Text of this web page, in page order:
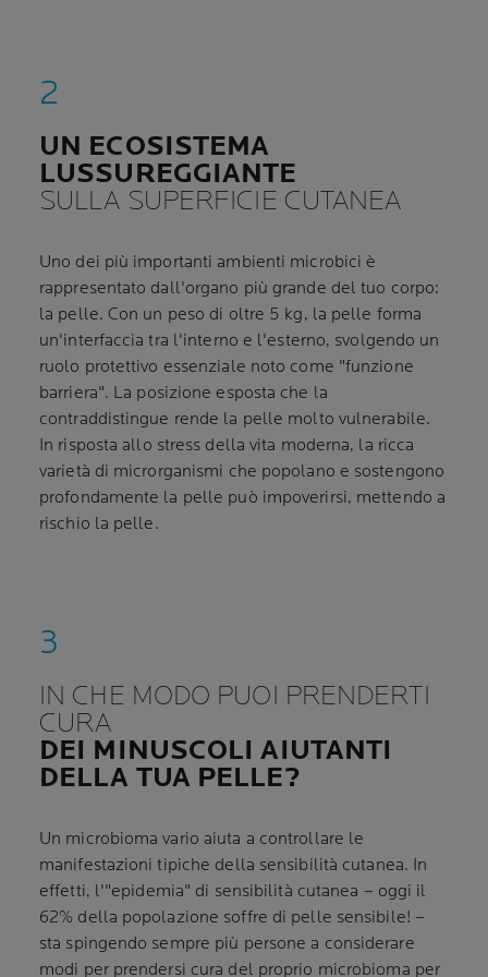
UN ECOSISTEMA
LUSSUREGGIANTE
SULLA SUPERFICIE CUTANEA
Uno dei più importanti ambienti microbici è
rappresentato dall'organo più grande del tuo corpo:
la pelle. Con un peso di oltre 5 kg, la pelle forma
un'interfaccia tra l'interno e l'esterno, svolgendo un
ruolo protettivo essenziale noto come "funzione
barriera". La posizione esposta che la
contraddistingue rende la pelle molto vulnerabile.
In risposta allo stress della vita moderna, la ricca
varietà di microrganismi che popolano e sostengono
profondamente la pelle può impoverirsi, mettendo a
rischio la pelle.
IN CHE MODO PUOI PRENDERTI
CURA
DEI MINUSCOLI AIUTANTI
DELLA TUA PELLE?
Un microbioma vario aiuta a controllare le
manifestazioni tipiche della sensibilità cutanea. In
effetti, l'"epidemia" di sensibilità cutanea – oggi il
62% della popolazione soffre di pelle sensibile! –
sta spingendo sempre più persone a considerare
modi per prendersi cura del proprio microbioma per